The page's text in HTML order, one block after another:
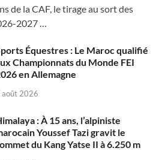
de la CAF, le tirage au sort des
2027 …
Équestres : Le Maroc qualifié
Championnats du Monde FEI
en Allemagne
août 2026
: À 15 ans, l’alpiniste
Youssef Tazi gravit le
du Kang Yatse II à 6.250 m